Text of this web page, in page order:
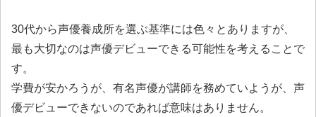
30代から声優養成所を選ぶ基準には色々とありますが、
最も大切なのは声優デビューできる可能性を考えることで
す。
学費が安かろうが、有名声優が講師を務めていようが、声
優デビューできないのであれば意味はありません。